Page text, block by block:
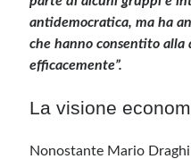
antidemocratica, ma ha
che hanno consentito alla
efficacemente”.
La visione
Nonostante Mario